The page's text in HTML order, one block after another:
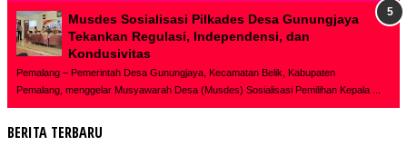
Musdes Sosialisasi Pilkades Desa Gunungjaya
Tekankan Regulasi, Independensi, dan
Kondusivitas
Pemalang – Pemerintah Desa Gunungjaya, Kecamatan Belik, Kabupaten
Pemalang, menggelar Musyawarah Desa (Musdes) Sosialisasi Pemilihan Kepala ...
BERITA TERBARU